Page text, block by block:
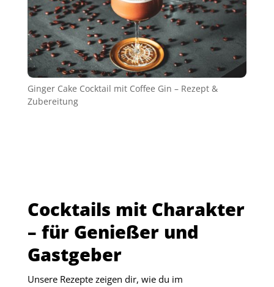
Ginger Cake Cocktail mit Coffee Gin – Rezept &
Zubereitung
Cocktails mit Charakter
– für Genießer und
Gastgeber
Unsere Rezepte zeigen dir, wie du im